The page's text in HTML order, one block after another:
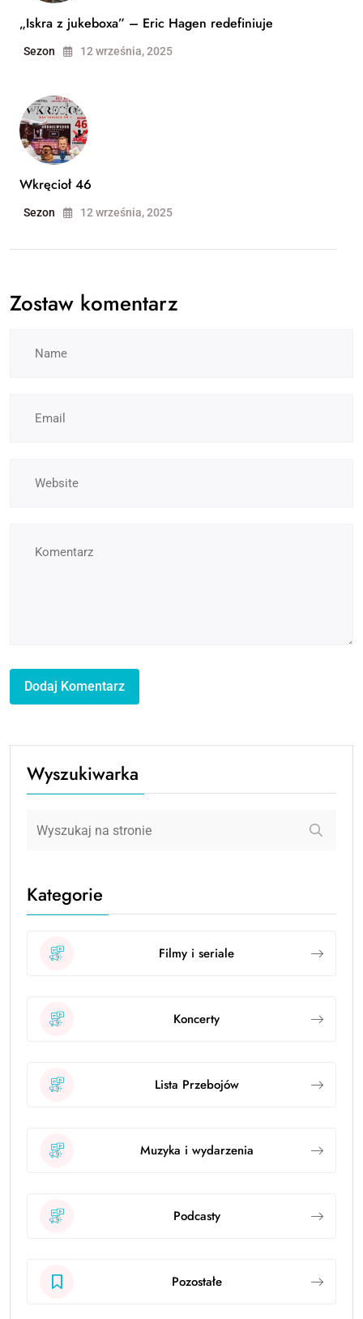
„Iskra z jukeboxa” – Eric Hagen redefiniuje
Sezon 12 września, 2025
Wkręcioł 46
Sezon 12 września, 2025
Zostaw komentarz
Wyszukiwarka
Kategorie
Filmy i seriale
Koncerty
Lista Przebojów
Muzyka i wydarzenia
Podcasty
Pozostałe